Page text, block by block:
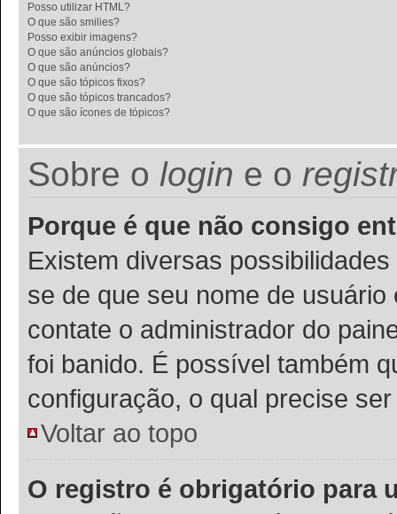
Posso utilizar HTML?
O que são smilies?
Posso exibir imagens?
O que são anúncios globais?
O que são anúncios?
O que são tópicos fixos?
O que são tópicos trancados?
O que são ícones de tópicos?
Sobre o login e o
Porque é que não consigo
Existem diversas
se de que seu nome de
contate o administrador do
foi banido. É possível também
configuração, o qual precise
Voltar ao topo
O registro é obrigatório para